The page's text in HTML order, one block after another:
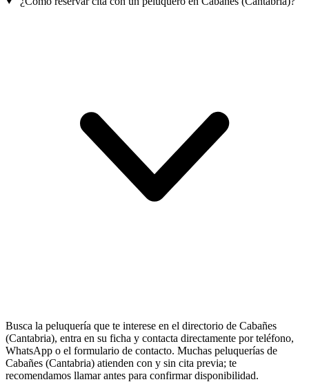
Busca la peluquería que te interese en el directorio de Cabañes
(Cantabria), entra en su ficha y contacta directamente por teléfono,
WhatsApp o el formulario de contacto. Muchas peluquerías de
Cabañes (Cantabria) atienden con y sin cita previa; te
recomendamos llamar antes para confirmar disponibilidad.